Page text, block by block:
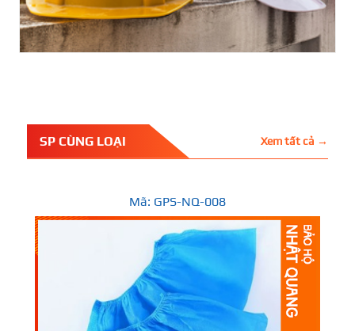
SP CÙNG LOẠI Xem tất cả →
Mã: GPS-NQ-008